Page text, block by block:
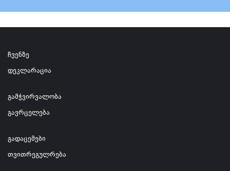
ჩვენზე
დეკლარაცია
გამჭვირვალობა
გავრცელება
გადაცემები
თვითრეგულრება